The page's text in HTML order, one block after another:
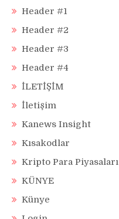
Header #1
Header #2
Header #3
Header #4
İLETİŞİM
İletişim
Kanews Insight
Kısakodlar
Kripto Para Piyasaları
KÜNYE
Künye